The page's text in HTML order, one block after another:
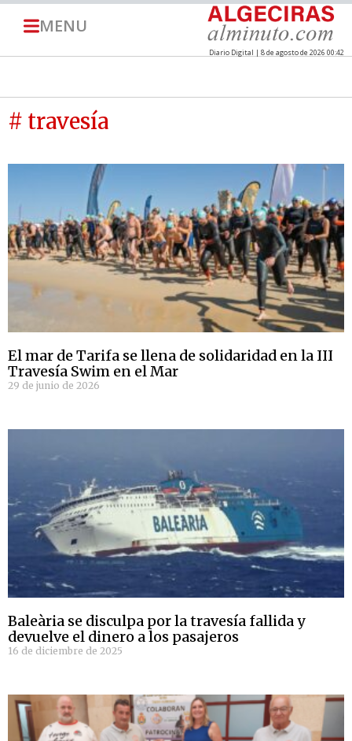
MENU
Diario Digital | 8 de agosto de 2026 00:42
# travesía
El mar de Tarifa se llena de solidaridad en la III
Travesía Swim en el Mar
29 de junio de 2026
Baleària se disculpa por la travesía fallida y
devuelve el dinero a los pasajeros
16 de diciembre de 2025